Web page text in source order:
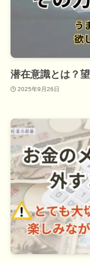
潜在意識とは？
2025年9月26日